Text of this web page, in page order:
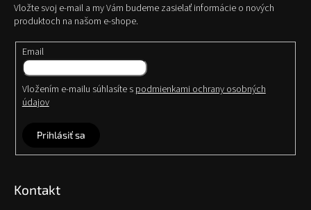
Vložte svoj e-mail a my Vám budeme zasielať informácie o nových
produktoch na našom e-shope.
Email
Vložením e-mailu súhlasíte s podmienkami ochrany osobných
údajov
Prihlásiť sa
Kontakt